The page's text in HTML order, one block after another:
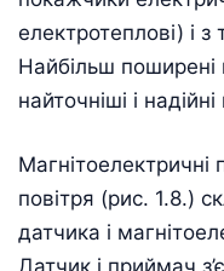
електротеплові) і
Найбільш поширені
найточніші і
повітря (рис. 1.8.)
датчика і